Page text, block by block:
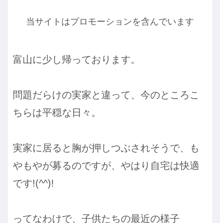
当サイトはプロモーションを含んでいます
富山に少し帰っております。
問題だらけの実家と違って、今のところこ
ちらは平穏な日々。
実家に居ると胸が押しつぶされそうで、も
やもやが募るのですが、やはり自宅は快適
です!(^^)!
ってなわけで、子供たちの最近の様子